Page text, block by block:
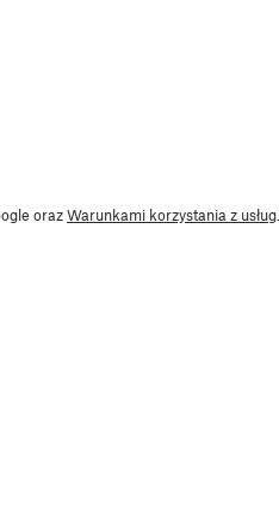
orazWarunkami korzystania z usług